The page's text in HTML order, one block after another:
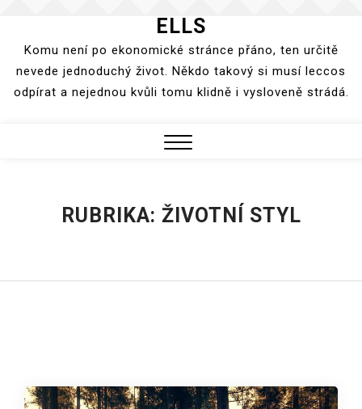
content
ELLS
Komu není po ekonomické stránce přáno, ten určitě
nevede jednoduchý život. Někdo takový si musí leccos
odpírat a nejednou kvůli tomu klidně i vysloveně strádá.
RUBRIKA: ŽIVOTNÍ STYL